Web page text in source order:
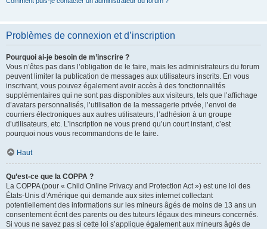
Problèmes de connexion et d’inscription
Pourquoi ai-je besoin de m’inscrire ?
Vous n’êtes pas dans l’obligation de le faire, mais les administrateurs du forum
peuvent limiter la publication de messages aux utilisateurs inscrits. En vous
inscrivant, vous pouvez également avoir accès à des fonctionnalités
supplémentaires qui ne sont pas disponibles aux visiteurs, tels que l’affichage
d’avatars personnalisés, l’utilisation de la messagerie privée, l’envoi de
courriers électroniques aux autres utilisateurs, l’adhésion à un groupe
d’utilisateurs, etc. L’inscription ne vous prend qu’un court instant, c’est
pourquoi nous vous recommandons de le faire.
Haut
Qu’est-ce que la COPPA ?
La COPPA (pour « Child Online Privacy and Protection Act ») est une loi des
États-Unis d’Amérique qui demande aux sites internet collectant
potentiellement des informations sur les mineurs âgés de moins de 13 ans un
consentement écrit des parents ou des tuteurs légaux des mineurs concernés.
Si vous ne savez pas si cette loi s’applique également aux mineurs âgés de